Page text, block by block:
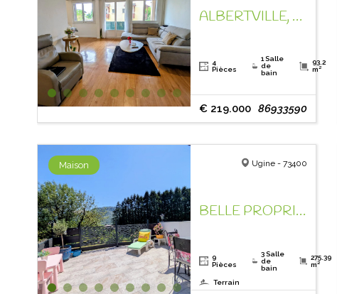
ALBERTVILLE, DANS LE QUARTIER RECHERCHE DE ST SIGISMOND!
4
Pièces
1 Salle
de
bain
93.2
m²
€ 219.000 86933590
Maison Ugine - 73400
BELLE PROPRIETE, ENTRE LACS ET MONTAGNES,
9
Pièces
3 Salle
de
bain
275.39
m²
Terrain